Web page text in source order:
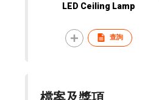
LED Ceiling Lamp
查詢